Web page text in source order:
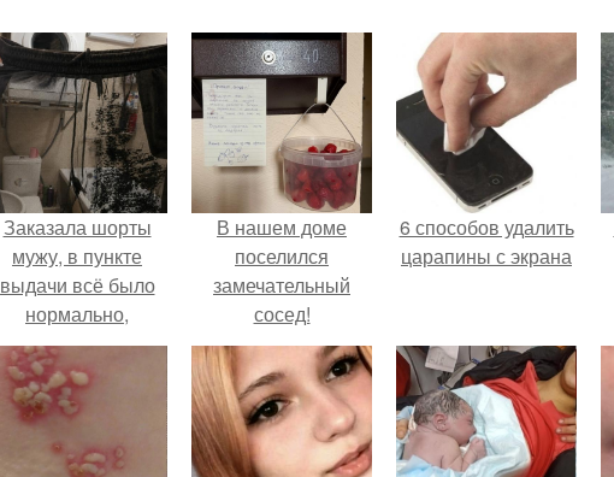
Заказала шорты
мужу, в пункте
выдачи всё было
нормально,
примерил все
хорошо, ничего не
предвещало беды.
В нашем доме
поселился
замечательный
сосед!
6 способов удалить
царапины с экрана